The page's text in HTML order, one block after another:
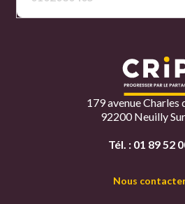
179 avenue Charles
92200 Neuilly
Tél. : 01 89 52
Nous